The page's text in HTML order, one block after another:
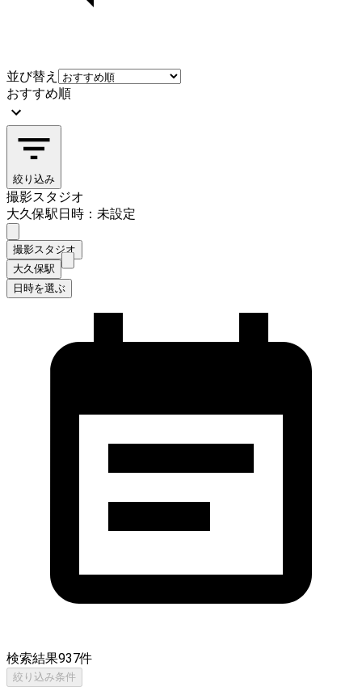
並び替え
おすすめ順
絞り込み
撮影スタジオ
大久保駅日時：未設定
撮影スタジオ
大久保駅
日時を選ぶ
検索結果937件
絞り込み条件